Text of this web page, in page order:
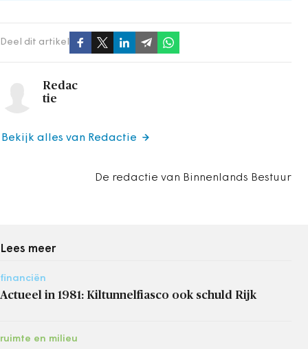
Deel dit artikel
Redac
tie
De redactie van Binnenlands Bestuur
Bekijk alles van Redactie
Lees meer
financiën
Actueel in 1981: Kiltunnelfiasco ook schuld Rijk
ruimte en milieu